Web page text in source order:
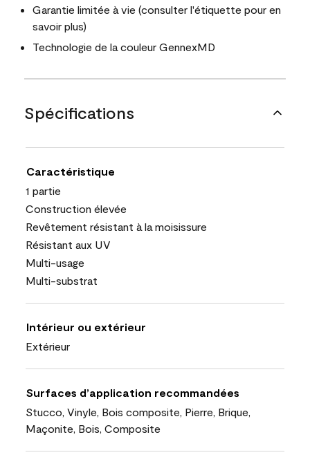
Garantie limitée à vie (consulter l'étiquette pour en
savoir plus)
Technologie de la couleur GennexMD
Spécifications
Caractéristique
1 partie
Construction élevée
Revêtement résistant à la moisissure
Résistant aux UV
Multi-usage
Multi-substrat
Intérieur ou extérieur
Extérieur
Surfaces d’application recommandées
Stucco, Vinyle, Bois composite, Pierre, Brique,
Maçonite, Bois, Composite